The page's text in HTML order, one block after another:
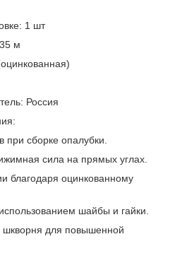
1 шт
м
Россия
сборке опалубки.
сила на прямых углах.
благодаря оцинкованному
шайбы и гайки.
шкворня для повышенной